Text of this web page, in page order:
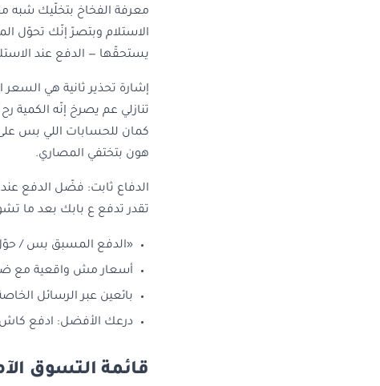
معرفة الفخاخ بتخلّيك شبه
الاستلام وبتصرّ إنّك تحوّل
يستحقّها — الدفع عند
إشارة تحذير ثانية هي
تنازلي عم يصرخ إنّه الكمية
كمان للحسابات اللي بس
هون بتختفي المصاري.
الدفاع ثابت: فضّل الدفع
تقدر تدفع ع بابك بعد ما
«الدفع المسبق بس / حوّل
أسعار مش واقعية مع
بائعين عبر الرسائل
درعك الأفضل: ادفع
قائمة التسوق